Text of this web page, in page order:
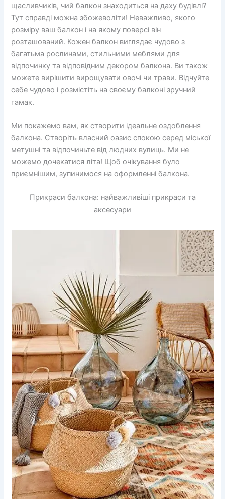
щасливчиків, чий балкон знаходиться на даху будівлі?
Тут справді можна збожеволіти! Неважливо, якого
розміру ваш балкон і на якому поверсі він
розташований. Кожен балкон виглядає чудово з
багатьма рослинами, стильними меблями для
відпочинку та відповідним декором балкона. Ви також
можете вирішити вирощувати овочі чи трави. Відчуйте
себе чудово і розмістіть на своєму балконі зручний
гамак.
Ми покажемо вам, як створити ідеальне оздоблення
балкона. Створіть власний оазис спокою серед міської
метушні та відпочиньте від людних вулиць. Ми не
можемо дочекатися літа! Щоб очікування було
приємнішим, зупинимося на оформленні балкона.
Прикраси балкона: найважливіші прикраси та
аксесуари